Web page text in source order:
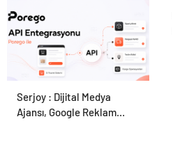
Porego ile Kargo
Süreçlerinizi Daha Kolay
Serjoy : Dijital Medya
Ajansı, Google Reklam